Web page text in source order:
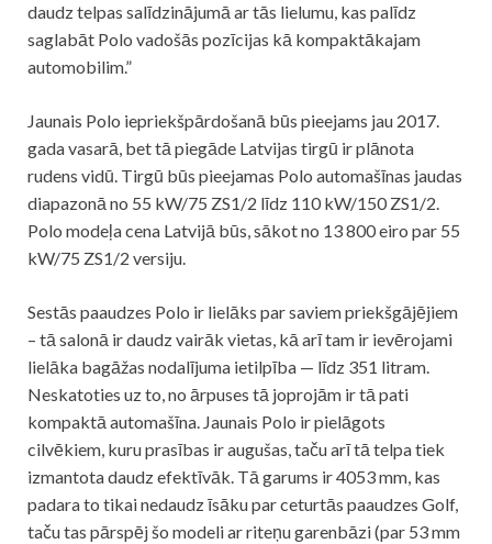
daudz telpas salīdzinājumā ar tās lielumu, kas palīdz
saglabāt Polo vadošās pozīcijas kā kompaktākajam
automobilim.”
Jaunais Polo iepriekšpārdošanā būs pieejams jau 2017.
gada vasarā, bet tā piegāde Latvijas tirgū ir plānota
rudens vidū. Tirgū būs pieejamas Polo automašīnas jaudas
diapazonā no 55 kW/75 ZS1/2 līdz 110 kW/150 ZS1/2.
Polo modeļa cena Latvijā būs, sākot no 13 800 eiro par 55
kW/75 ZS1/2 versiju.
Sestās paaudzes Polo ir lielāks par saviem priekšgājējiem
– tā salonā ir daudz vairāk vietas, kā arī tam ir ievērojami
lielāka bagāžas nodalījuma ietilpība — līdz 351 litram.
Neskatoties uz to, no ārpuses tā joprojām ir tā pati
kompaktā automašīna. Jaunais Polo ir pielāgots
cilvēkiem, kuru prasības ir augušas, taču arī tā telpa tiek
izmantota daudz efektīvāk. Tā garums ir 4053 mm, kas
padara to tikai nedaudz īsāku par ceturtās paaudzes Golf,
taču tas pārspēj šo modeli ar riteņu garenbāzi (par 53 mm